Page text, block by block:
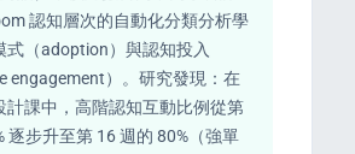
認知層次的自動化分類分析學
式（adoption）與認知投入
engagement）。研究發現：在
計課中，高階認知互動比例從第
逐步升至第 16 週的 80%（強單